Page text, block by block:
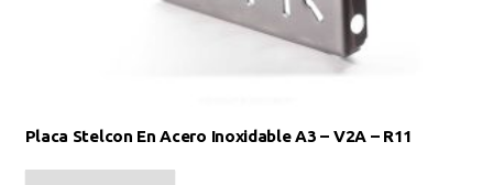
Placa Stelcon En Acero Inoxidable A3 – V2A – R11